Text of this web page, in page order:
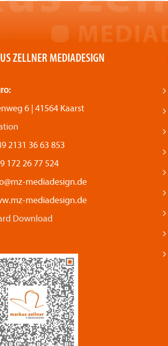
ZELLNER MEDIADESIGN
6 | 41564 Kaarst
2131 36 63 853
172 26 77 524
mediadesign.de
mediadesign.de
Download